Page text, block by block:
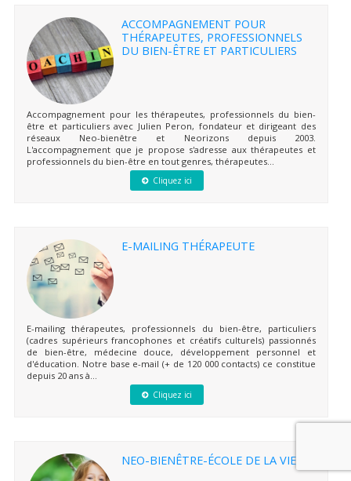
ACCOMPAGNEMENT POUR
THÉRAPEUTES, PROFESSIONNELS
DU BIEN-ÊTRE ET PARTICULIERS
Accompagnement pour les thérapeutes, professionnels du bien-
être et particuliers avec Julien Peron, fondateur et dirigeant des
réseaux Neo-bienêtre et Neorizons depuis 2003.
L'accompagnement que je propose s'adresse aux thérapeutes et
professionnels du bien-être en tout genres, thérapeutes...
Cliquez ici
E-MAILING THÉRAPEUTE
E-mailing thérapeutes, professionnels du bien-être, particuliers
(cadres supérieurs francophones et créatifs culturels) passionnés
de bien-être, médecine douce, développement personnel et
d'éducation. Notre base e-mail (+ de 120 000 contacts) ce constitue
depuis 20 ans à...
Cliquez ici
NEO-BIENÊTRE-ÉCOLE DE LA VIE